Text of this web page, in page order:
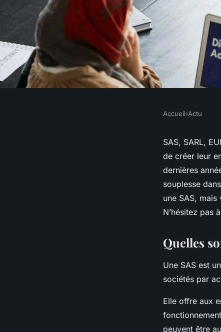
Qu'en est-il de la
Accueil›Actu
SAS, SARL,
de créer leur
dernières
souplesse
une SAS, mais
N’hésitez pas
Quelles
Une SAS est
sociétés par
Elle offre aux
peuvent être